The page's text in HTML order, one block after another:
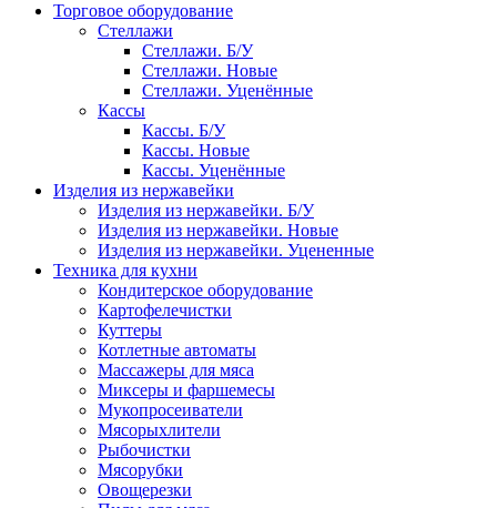
Торговое оборудование
Стеллажи
Стеллажи. Б/У
Стеллажи. Новые
Стеллажи. Уценённые
Кассы
Кассы. Б/У
Кассы. Новые
Кассы. Уценённые
Изделия из нержавейки
Изделия из нержавейки. Б/У
Изделия из нержавейки. Новые
Изделия из нержавейки. Уцененные
Техника для кухни
Кондитерское оборудование
Картофелечистки
Куттеры
Котлетные автоматы
Массажеры для мяса
Миксеры и фаршемесы
Мукопросеиватели
Мясорыхлители
Рыбочистки
Мясорубки
Овощерезки